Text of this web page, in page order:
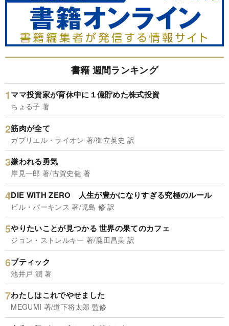
書籍 週間ランキング
ママ投資家が育休中に１億貯めた株式投資
ちょる子 著
筋肉が全て
ガブリエル・ライオン 著/御立英史 訳
嫌われる勇気
岸見一郎 著/古賀史健 著
DIE WITH ZERO 人生が豊かになりすぎる究極のルール
ビル・パーキンス 著/児島 修 訳
やりたいことが見つかる 世界の果てのカフェ
ジョン・ストレルキー 著/鹿田昌美 訳
ブティック
池井戸 潤 著
わたしはこれでやせました
MEGUMI 著/道下将太郎 監修